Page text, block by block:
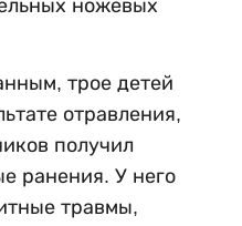
ножевых
трое детей
отравления,
получил
ранения. У него
травмы,